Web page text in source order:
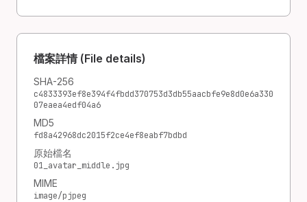
檔案詳情 (File details)
SHA-256
c4833393ef8e394f4fbdd370753d3db55aacbfe9e8d0e6a330
07eaea4edf04a6
MD5
fd8a42968dc2015f2ce4ef8eabf7bdbd
原始檔名
01_avatar_middle.jpg
MIME
image/pjpeg